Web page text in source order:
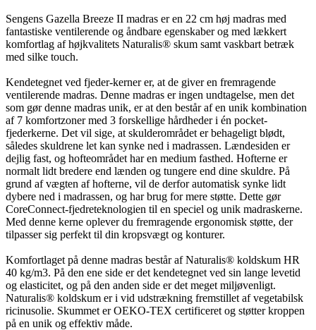
Sengens Gazella Breeze II madras er en 22 cm høj madras med
fantastiske ventilerende og åndbare egenskaber og med lækkert
komfortlag af højkvalitets Naturalis® skum samt vaskbart betræk
med silke touch.
Kendetegnet ved fjeder-kerner er, at de giver en fremragende
ventilerende madras. Denne madras er ingen undtagelse, men det
som gør denne madras unik, er at den består af en unik kombination
af 7 komfortzoner med 3 forskellige hårdheder i én pocket-
fjederkerne. Det vil sige, at skulderområdet er behageligt blødt,
således skuldrene let kan synke ned i madrassen. Lændesiden er
dejlig fast, og hofteområdet har en medium fasthed. Hofterne er
normalt lidt bredere end lænden og tungere end dine skuldre. På
grund af vægten af hofterne, vil de derfor automatisk synke lidt
dybere ned i madrassen, og har brug for mere støtte. Dette gør
CoreConnect-fjedreteknologien til en speciel og unik madraskerne.
Med denne kerne oplever du fremragende ergonomisk støtte, der
tilpasser sig perfekt til din kropsvægt og konturer.
Komfortlaget på denne madras består af Naturalis® koldskum HR
40 kg/m3. På den ene side er det kendetegnet ved sin lange levetid
og elasticitet, og på den anden side er det meget miljøvenligt.
Naturalis® koldskum er i vid udstrækning fremstillet af vegetabilsk
ricinusolie. Skummet er OEKO-TEX certificeret og støtter kroppen
på en unik og effektiv måde.